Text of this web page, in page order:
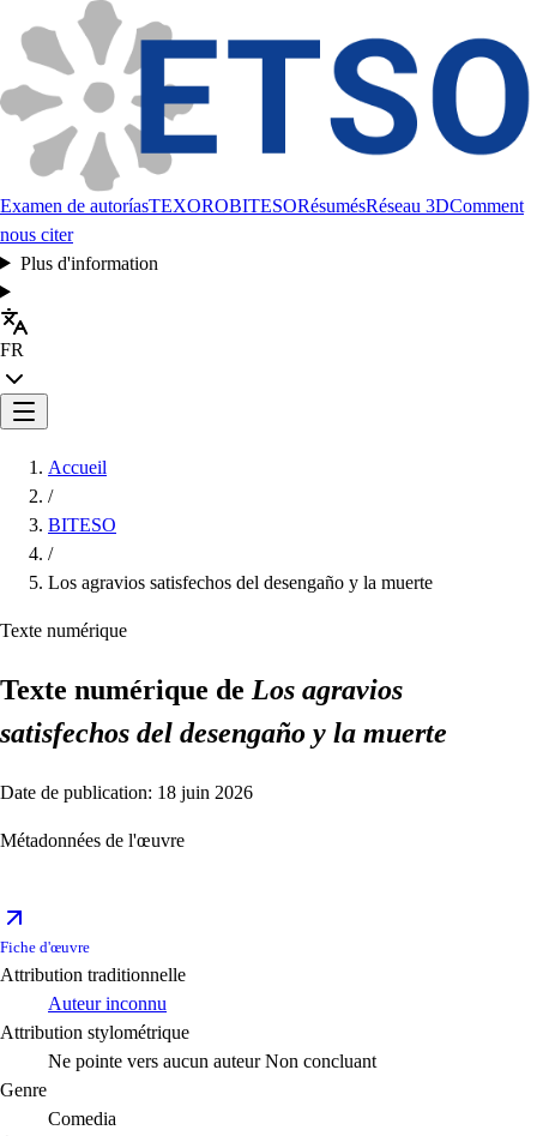
Examen de autoríasTEXOROBITESORésumésRéseau 3DComment
nous citer
Plus d'information
FR
Accueil
/
BITESO
/
Los agravios satisfechos del desengaño y la muerte
Texte numérique
Texte numérique de Los agravios
satisfechos del desengaño y la muerte
Date de publication: 18 juin 2026
Métadonnées de l'œuvre
Fiche d'œuvre
Attribution traditionnelle
Auteur inconnu
Attribution stylométrique
Ne pointe vers aucun auteur Non concluant
Genre
Comedia